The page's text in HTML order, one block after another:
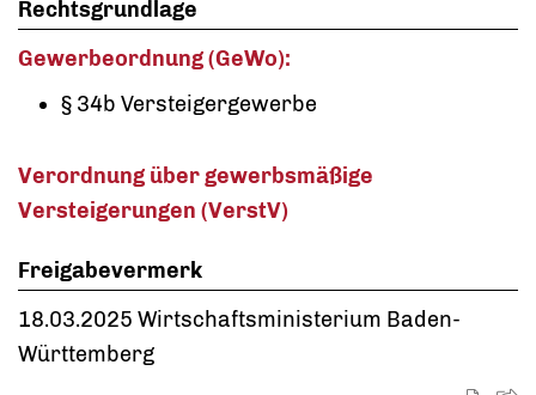
Rechtsgrundlage
Gewerbeordnung (GeWo):
§ 34b Versteigergewerbe
Verordnung über gewerbsmäßige
Versteigerungen (VerstV)
Freigabevermerk
18.03.2025 Wirtschaftsministerium Baden-
Württemberg